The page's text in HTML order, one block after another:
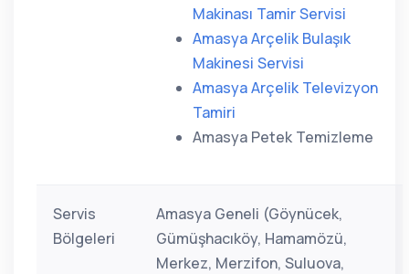
Makinası Tamir Servisi
Amasya Arçelik Bulaşık
Makinesi Servisi
Amasya Arçelik Televizyon
Tamiri
Amasya Petek Temizleme
Servis
Bölgeleri
Amasya Geneli (Göynücek,
Gümüşhacıköy, Hamamözü,
Merkez, Merzifon, Suluova,